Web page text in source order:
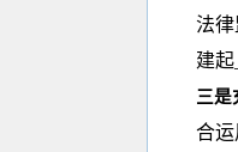
法
建
三是
合